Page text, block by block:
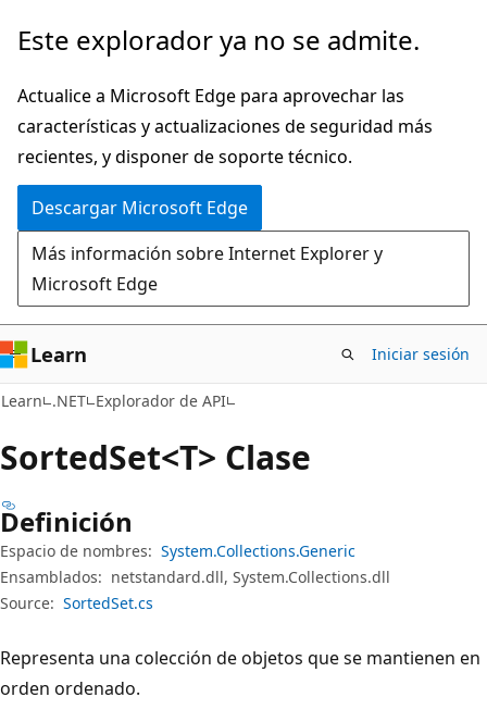
Ir
contenido
principal
Ir
la
navegación
en
la
página
Este explorador ya no se admite.
Actualice a Microsoft Edge para aprovechar las
características y actualizaciones de seguridad más
recientes, y disponer de soporte técnico.
Descargar Microsoft Edge
Más información sobre Internet Explorer y
Microsoft Edge
Learn Iniciar sesión
Learn .NET Explorador de API
SortedSet<T> Clase
Definición
Espacio de nombres: System.Collections.Generic
Ensamblados: netstandard.dll, System.Collections.dll
Source: SortedSet.cs
Representa una colección de objetos que se mantienen en
orden ordenado.